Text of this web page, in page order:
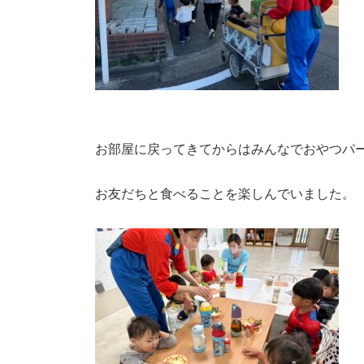
お部屋に戻ってきてからはみんなでおやつパ
お友だちと食べることを楽しんでいました。